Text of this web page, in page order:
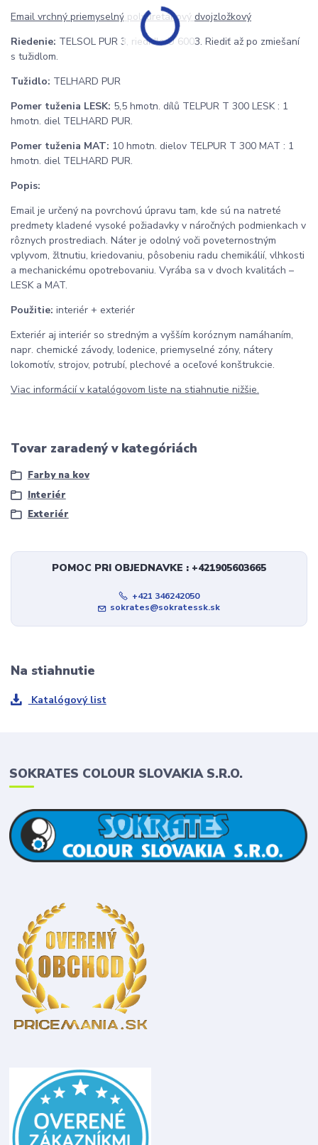
Email vrchný priemyselný polyuretánový dvojzložkový
Riedenie: TELSOL PUR 3, riedidlo U 6003. Riediť až po zmiešaní
s tužidlom.
Tužidlo: TELHARD PUR
Pomer tuženia LESK: 5,5 hmotn. dílů TELPUR T 300 LESK : 1
hmotn. diel TELHARD PUR.
Pomer tuženia MAT: 10 hmotn. dielov TELPUR T 300 MAT : 1
hmotn. diel TELHARD PUR.
Popis:
Email je určený na povrchovú úpravu tam, kde sú na natreté
predmety kladené vysoké požiadavky v náročných podmienkach v
rôznych prostrediach. Náter je odolný voči poveternostným
vplyvom, žltnutiu, kriedovaniu, pôsobeniu radu chemikálií, vlhkosti
a mechanickému opotrebovaniu. Vyrába sa v dvoch kvalitách –
LESK a MAT.
Použitie: interiér + exteriér
Exteriér aj interiér so stredným a vyšším koróznym namáhaním,
napr. chemické závody, lodenice, priemyselné zóny, nátery
lokomotív, strojov, potrubí, plechové a oceľové konštrukcie.
Viac informácií v katalógovom liste na stiahnutie nižšie.
Tovar zaradený v kategóriách
Farby na kov
Interiér
Exteriér
POMOC PRI OBJEDNAVKE : +421905603665
+421 346242050
sokrates@sokratessk.sk
Na stiahnutie
Katalógový list
SOKRATES COLOUR SLOVAKIA S.R.O.